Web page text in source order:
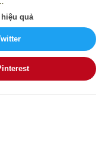
hiệu quả